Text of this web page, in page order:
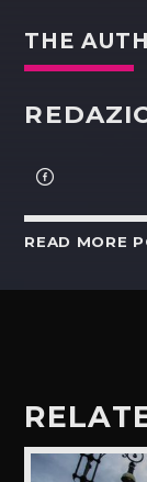
THE
READ MORE